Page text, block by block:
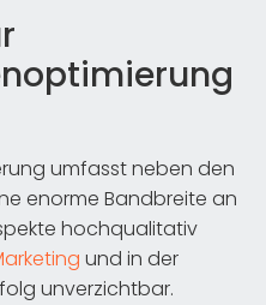
umfasst neben den
enorme Bandbreite an
hochqualitativ
und in der
unverzichtbar.